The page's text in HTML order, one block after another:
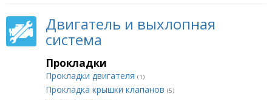
Двигатель и выхлопная
система
Прокладки
Прокладки двигателя (1)
Прокладка крышки клапанов (5)